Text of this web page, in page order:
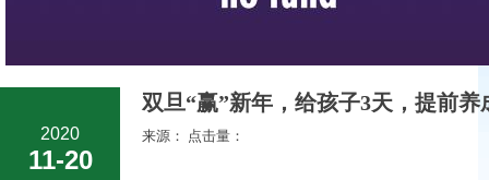
2020
11-20
双旦“赢”新年，给孩子3天，提前
来源： 点击量：